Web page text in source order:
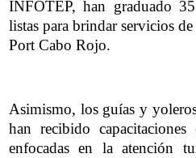
INFOTEP, han graduado
listas para brindar servicios
Port Cabo Rojo.
Asimismo, los guías y
han recibido capacitaciones
enfocadas en la atención